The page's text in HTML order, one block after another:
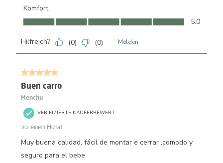
Komfort
Komfort, 5.0 von 5
5.0
Hilfreich? (0) (0) Melden
5 von 5 Sternen.
Buen carro
Menchu
VERIFIZIERTE KÄUFERBEWERT
vor einem Monat
Muy buena calidad, fácil de montar e cerrar ,comodo y
seguro para el bebe